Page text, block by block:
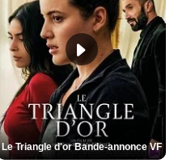
Le Triangle d'or Bande-annonce VF